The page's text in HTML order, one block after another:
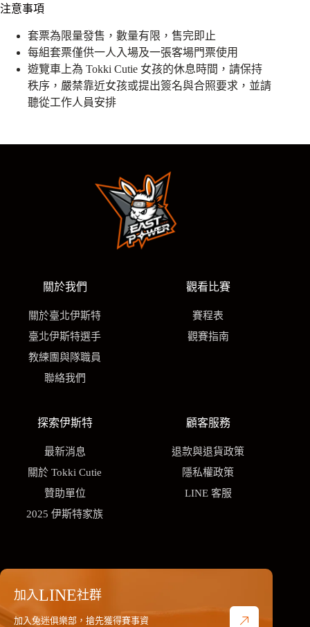
注意事項
套票為限量發售，數量有限，售完即止
每組套票僅供一人入場及一張客場門票使用
遊覽車上為 Tokki Cutie 女孩的休息時間，請保持
秩序，嚴禁靠近女孩或提出簽名與合照要求，並請
聽從工作人員安排
關於我們
關於臺北伊斯特
臺北伊斯特選手
教練團與隊職員
聯絡我們
觀看比賽
賽程表
觀賽指南
探索伊斯特
最新消息
關於 Tokki Cutie
贊助單位
2025 伊斯特家族
顧客服務
退款與退貨政策
隱私權政策
LINE 客服
加入LINE社群
加入兔迷俱樂部，搶先獲得賽事資